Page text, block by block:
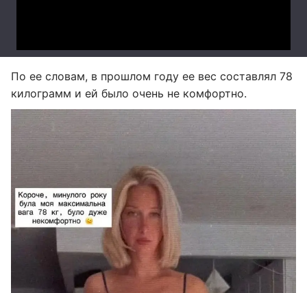
По ее словам, в прошлом году ее вес составлял 78
килограмм и ей было очень не комфортно.